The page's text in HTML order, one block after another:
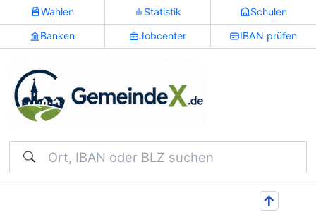
Wahlen Statistik Schulen
Banken Jobcenter IBAN prüfen
Suchen
↑